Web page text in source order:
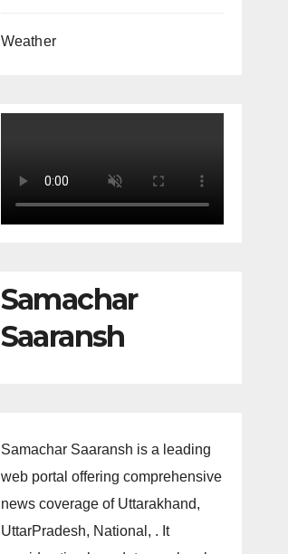
Weather
Samachar
Saaransh
Samachar Saaransh is a leading
web portal offering comprehensive
news coverage of Uttarakhand,
UttarPradesh, National, . It